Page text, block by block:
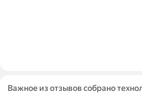
Важное из отзывов собрано